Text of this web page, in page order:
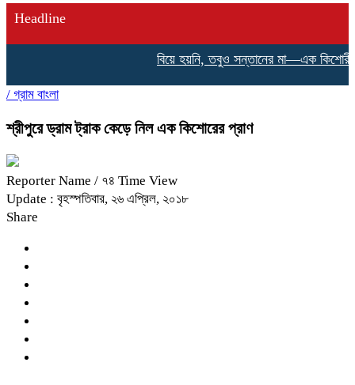
Headline
বিয়ে হয়নি, তবুও সন্তানের মা—এক কিশোরীর
/ গ্রাম বাংলা
শ্রীপুরে ড্রাম ট্রাক কেড়ে নিল এক কিশোরের প্রাণ
Reporter Name / ৭৪ Time View
Update : বৃহস্পতিবার, ২৬ এপ্রিল, ২০১৮
Share